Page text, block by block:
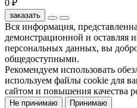
0 ₽
заказать
Вся информация,
демонстрационной и оставляя
персональных данных, вы
общедоступными.
Рекомендуем использовать
используем файлы cookie для
сайтом и повышения качества
Не принимаю Принимаю